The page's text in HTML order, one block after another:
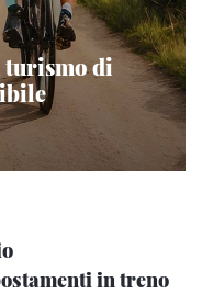
turismo di
in treno